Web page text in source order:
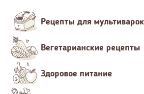
Рецепты для мультиварок
Вегетарианские рецепты
Здоровое питание